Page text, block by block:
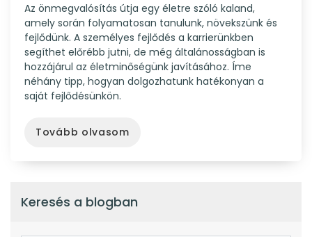
Az önmegvalósítás útja egy életre szóló kaland,
amely során folyamatosan tanulunk, növekszünk és
fejlődünk. A személyes fejlődés a karrierünkben
segíthet előrébb jutni, de még általánosságban is
hozzájárul az életminőségünk javításához. Íme
néhány tipp, hogyan dolgozhatunk hatékonyan a
saját fejlődésünkön.
Tovább olvasom
Keresés a blogban